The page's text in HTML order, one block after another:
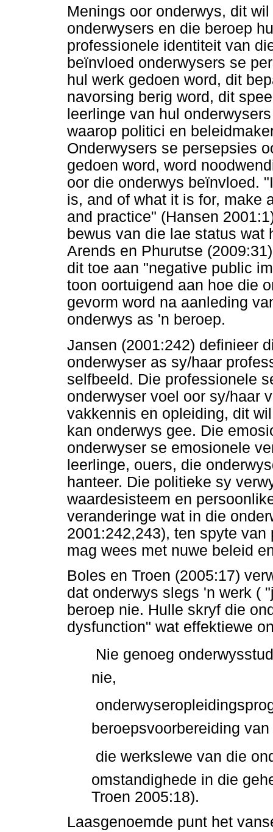
Menings oor onderwys, dit
onderwysers en die beroep
professionele identiteit van
beïnvloed onderwysers se
hul werk gedoen word, dit
navorsing berig word, dit
leerlinge van hul
waarop politici en
Onderwysers se persepsies
gedoen word, word
oor die onderwys beïnvloed.
is, and of what it is for, make
and practice" (Hansen
bewus van die lae status
Arends en Phurutse
dit toe aan "negative public
toon oortuigend aan hoe die
gevorm word na aanleding
onderwys as 'n beroep.
Jansen (2001:242) definieer
onderwyser as sy/haar
selfbeeld. Die professionele
onderwyser voel oor sy/haar
vakkennis en opleiding, dit
kan onderwys gee. Die
onderwyser se emosionele
leerlinge, ouers, die
hanteer. Die politieke sy
waardesisteem en
veranderinge wat in die
2001:242,243), ten spyte
mag wees met nuwe beleid
Boles en Troen (2005:17)
dat onderwys slegs 'n werk (
beroep nie. Hulle skryf die
dysfunction" wat effektiewe
 Nie genoeg
nie,

beroepsvoorbereiding
 die werkslewe van die
omstandighede in die
Troen 2005:18).
Laasgenoemde punt het